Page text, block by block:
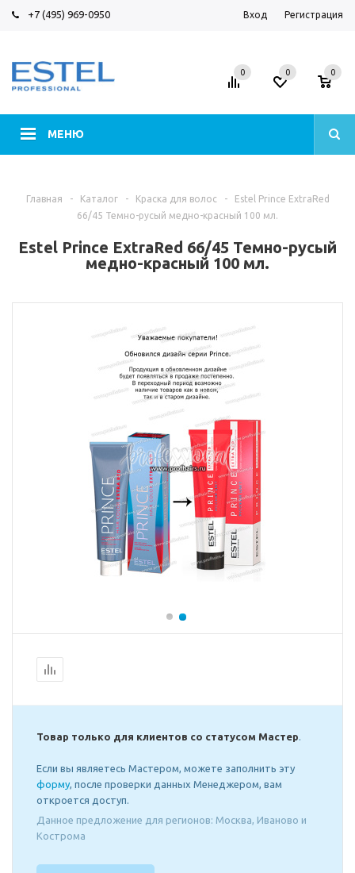
+7 (495) 969-0950 Вход Регистрация
МЕНЮ
0 0 0
Главная - Каталог - Краска для волос -
Estel Prince ExtraRed
66/45 Темно-русый медно-красный 100 мл.
Estel Prince ExtraRed 66/45 Темно-русый
медно-красный 100 мл.
Товар только для клиентов со статусом Мастер.
Если вы являетесь Мастером, можете заполнить эту
форму, после проверки данных Менеджером, вам
откроется доступ.
Данное предложение для регионов: Москва, Иваново и
Кострома